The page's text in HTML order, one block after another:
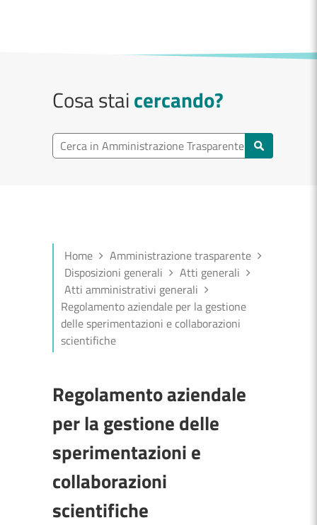
Cosa staicercando?
Home
Amministrazione trasparente
Disposizioni generali
Atti generali
Atti amministrativi generali
Regolamento aziendale per la gestione
delle sperimentazioni e collaborazioni
scientifiche
Regolamento aziendale
per la gestione delle
sperimentazioni e
collaborazioni
scientifiche